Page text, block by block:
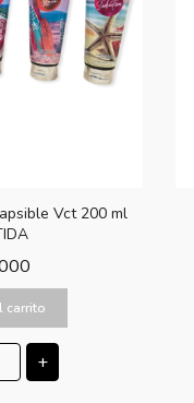
Vct 200 ml
carrito
+